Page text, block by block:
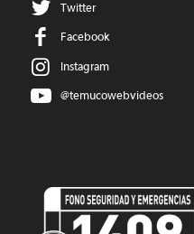
Twitter
Facebook
Instagram
@temucowebvideos